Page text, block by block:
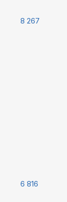
8 267
6 816